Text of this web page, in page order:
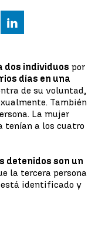
Linkedin
dos individuos por
días en una
de su voluntad,
También
La mujer
tenían a los cuatro
detenidos son un
la tercera persona
está identificado y